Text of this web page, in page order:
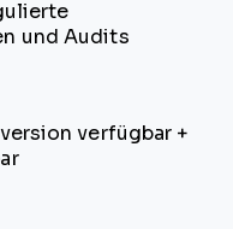
und Audits
verfügbar +